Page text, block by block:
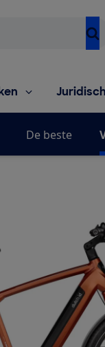
De beste